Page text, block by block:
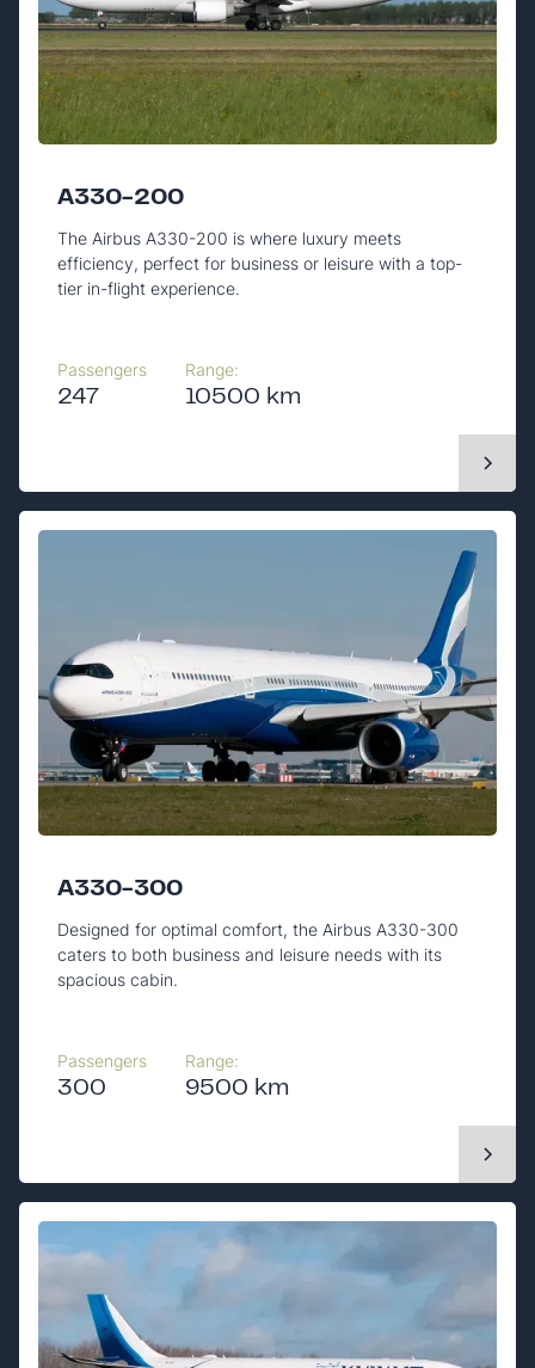
A330-200
The Airbus A330-200 is where luxury meets
efficiency, perfect for business or leisure with a top-
tier in-flight experience.
Passengers
247
Range:
10500 km
A330-300
Designed for optimal comfort, the Airbus A330-300
caters to both business and leisure needs with its
spacious cabin.
Passengers
300
Range:
9500 km